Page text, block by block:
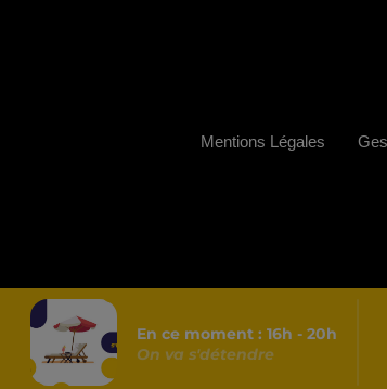
En ce moment : 16h - 20h
On va s'détendre
Mentions Légales